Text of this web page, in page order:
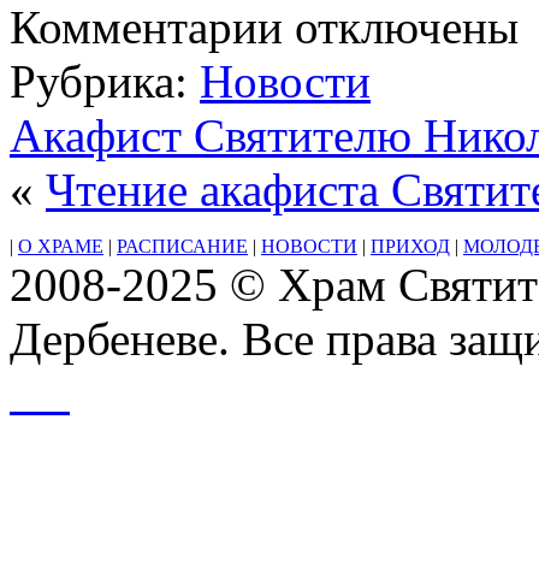
Комментарии записи
Июня
2023г.
2-
я
по
Пятидесятнице
отключены
Рубрика: Новости
Акафист Святителю
« Чтение акафиста
| О ХРАМЕ | РАСПИСАНИЕ | НОВОСТИ | ПРИХОД |
2008-2025 © Храм
Дербеневе. Все права